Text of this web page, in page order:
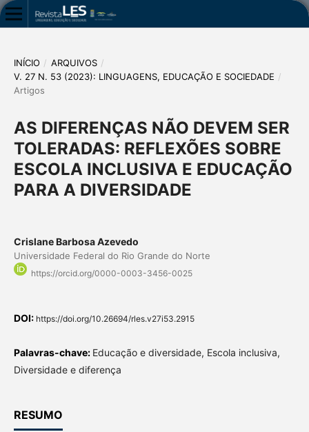
INÍCIO / ARQUIVOS /
V. 27 N. 53 (2023): LINGUAGENS, EDUCAÇÃO E SOCIEDADE /
Artigos
AS DIFERENÇAS NÃO DEVEM SER
TOLERADAS: REFLEXÕES SOBRE
ESCOLA INCLUSIVA E EDUCAÇÃO
PARA A DIVERSIDADE
Crislane Barbosa Azevedo
Universidade Federal do Rio Grande do Norte
https://orcid.org/0000-0003-3456-0025
DOI: https://doi.org/10.26694/rles.v27i53.2915
Palavras-chave: Educação e diversidade, Escola inclusiva,
Diversidade e diferença
RESUMO